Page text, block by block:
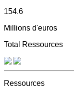
154.6
Millions d'euros
Total Ressources
Ressources